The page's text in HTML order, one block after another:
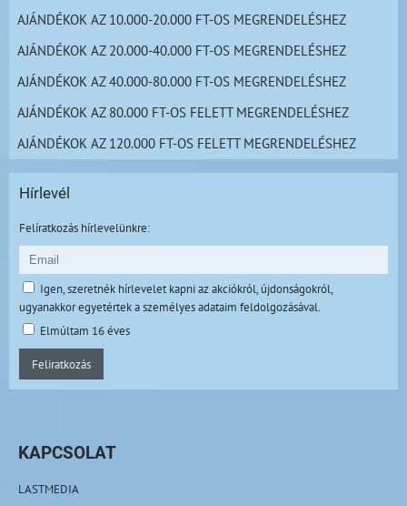
AJÁNDÉKOK AZ 10.000-20.000 FT-OS MEGRENDELÉSHEZ
AJÁNDÉKOK AZ 20.000-40.000 FT-OS MEGRENDELÉSHEZ
AJÁNDÉKOK AZ 40.000-80.000 FT-OS MEGRENDELÉSHEZ
AJÁNDÉKOK AZ 80.000 FT-OS FELETT MEGRENDELÉSHEZ
AJÁNDÉKOK AZ 120.000 FT-OS FELETT MEGRENDELÉSHEZ
Hírlevél
Felíratkozás hírlevelünkre:
Igen, szeretnék hírlevelet kapni az akciókról, újdonságokról,
ugyanakkor egyetértek a személyes adataim feldolgozásával.
Elmúltam 16 éves
Feliratkozás
KAPCSOLAT
LASTMEDIA